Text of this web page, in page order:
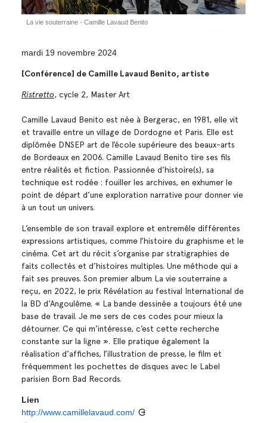
La vie souterraine - Camille Lavaud Benito
mardi 19 novembre 2024
[Conférence] de Camille Lavaud Benito, artiste
Ristretto, cycle 2, Master Art
Camille Lavaud Benito est née à Bergerac, en 1981, elle vit
et travaille entre un village de Dordogne et Paris. Elle est
diplômée DNSEP art de l’école supérieure des beaux-arts
de Bordeaux en 2006. Camille Lavaud Benito tire ses fils
entre réalités et fiction. Passionnée d’histoire(s), sa
technique est rodée : fouiller les archives, en exhumer le
point de départ d’une exploration narrative pour donner vie
à un tout un univers.
L’ensemble de son travail explore et entremêle différentes
expressions artistiques, comme l’histoire du graphisme et le
cinéma. Cet art du récit s’organise par stratigraphies de
faits collectés et d’histoires multiples. Une méthode qui a
fait ses preuves. Son premier album La vie souterraine a
reçu, en 2022, le prix Révélation au festival International de
la BD d’Angoulême. « La bande dessinée a toujours été une
base de travail. Je me sers de ces codes pour mieux la
détourner. Ce qui m’intéresse, c’est cette recherche
constante sur la ligne ». Elle pratique également la
réalisation d’affiches, l’illustration de presse, le film et
fréquemment les pochettes de disques avec le Label
parisien Born Bad Records.
Lien
http://www.camillelavaud.com/